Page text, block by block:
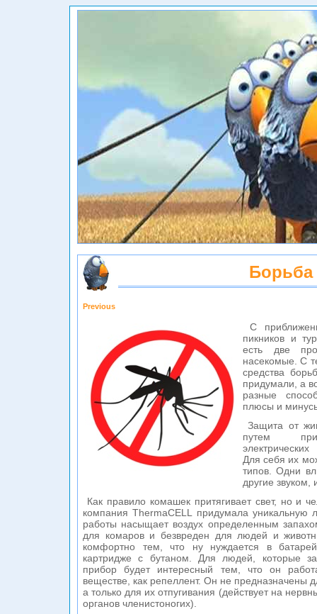
Previous
С
пикников и
есть две
насекомые. С
средства
придумали, а
разные
плюсы и
Защита от
путем
Для себя их
типов. Одни
другие звуком,
Как правило комашек притягивает свет, но и
компания ThermaCELL придумала
работы насыщает воздух определенным
для комаров и безвреден для людей и
комфортно тем, что ну нуждается в
картридже с бутаном. Для людей, которые
прибор будет интересный тем, что он
веществе, как репеллент. Он не предназначены
а только для их отпугивания (действует на
органов членистоногих).